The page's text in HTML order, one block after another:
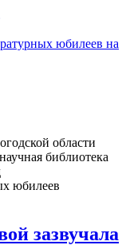
юбилеев на
области
библиотека
юбилеев
зазвучала